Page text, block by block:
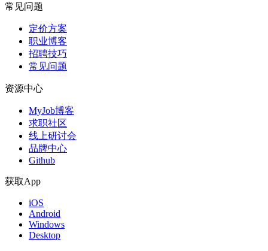
常见问题
定价方案
职业博客
招聘技巧
常见问题
资源中心
MyJob博客
求职社区
线上研讨会
品牌中心
Github
获取App
iOS
Android
Windows
Desktop